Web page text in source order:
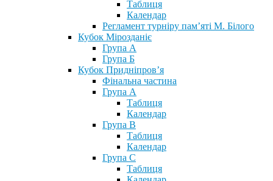
Таблиця
Календар
Регламент турніру пам’яті М. Білого
Кубок Мірозданіє
Група А
Група Б
Кубок Придніпров’я
Фінальна частина
Група А
Таблиця
Календар
Група В
Таблиця
Календар
Група С
Таблиця